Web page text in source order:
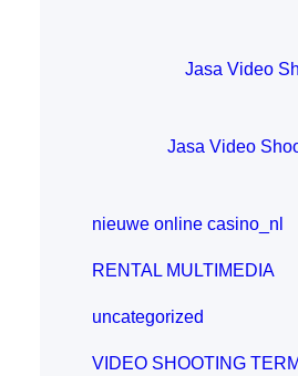
Jasa Video
Jasa Video
nieuwe online casino_nl
RENTAL MULTIMEDIA
uncategorized
VIDEO SHOOTING